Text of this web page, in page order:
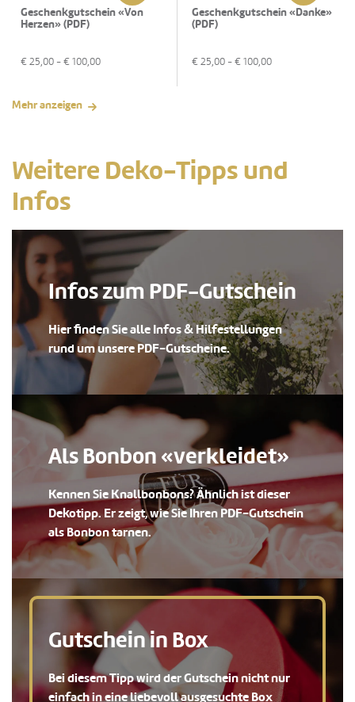
Geschenkgutschein «Von
Herzen» (PDF)
€ 25,00 - € 100,00
Geschenkgutschein «Danke»
(PDF)
€ 25,00 - € 100,00
Mehr anzeigen
Weitere Deko-Tipps und
Infos
Infos zum PDF-Gutschein
Hier finden Sie alle Infos & Hilfestellungen
rund um unsere PDF-Gutscheine.
Als Bonbon «verkleidet»
Kennen Sie Knallbonbons? Ähnlich ist dieser
Dekotipp. Er zeigt, wie Sie Ihren PDF-Gutschein
als Bonbon tarnen.
Gutschein in Box
Bei diesem Tipp wird der Gutschein nicht nur
einfach in eine liebevoll ausgesuchte Box